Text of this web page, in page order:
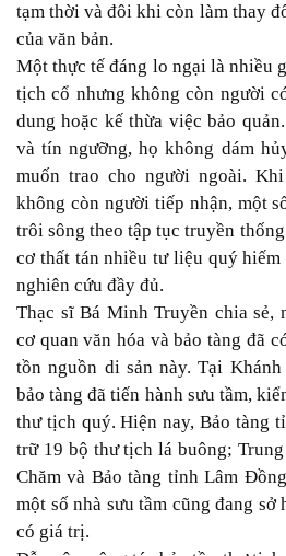
tạm thời và đôi khi còn làm thay
của văn bản.
Một thực tế đáng lo ngại là nhiều
tịch cổ nhưng không còn người
dung hoặc kế thừa việc bảo
và tín ngưỡng, họ không dám
muốn trao cho người ngoài.
không còn người tiếp nhận, một
trôi sông theo tập tục truyền
cơ thất tán nhiều tư liệu quý hiếm
nghiên cứu đầy đủ.
Thạc sĩ Bá Minh Truyền chia sẻ,
cơ quan văn hóa và bảo tàng đã
tồn nguồn di sản này. Tại
bảo tàng đã tiến hành sưu tầm,
thư tịch quý. Hiện nay, Bảo tàng
trữ 19 bộ thư tịch lá buông;
Chăm và Bảo tàng tỉnh Lâm
một số nhà sưu tầm cũng đang
có giá trị.